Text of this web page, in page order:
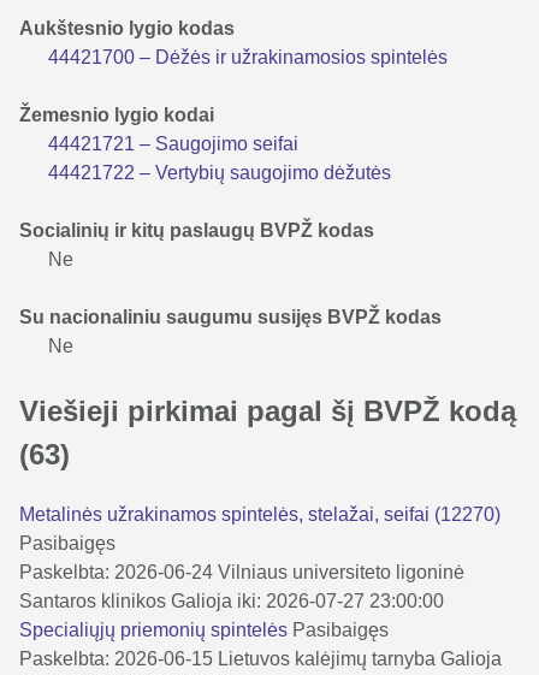
Aukštesnio lygio kodas
44421700 – Dėžės ir užrakinamosios spintelės
Žemesnio lygio kodai
44421721 – Saugojimo seifai
44421722 – Vertybių saugojimo dėžutės
Socialinių ir kitų paslaugų BVPŽ kodas
Ne
Su nacionaliniu saugumu susijęs BVPŽ kodas
Ne
Viešieji pirkimai pagal šį BVPŽ kodą
(63)
Metalinės užrakinamos spintelės, stelažai, seifai (12270)
Pasibaigęs
Paskelbta: 2026-06-24 Vilniaus universiteto ligoninė
Santaros klinikos Galioja iki: 2026-07-27 23:00:00
Specialiųjų priemonių spintelės Pasibaigęs
Paskelbta: 2026-06-15 Lietuvos kalėjimų tarnyba Galioja